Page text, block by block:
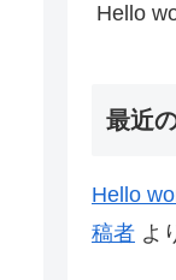
Hello
最近
Hello
稿者 よ